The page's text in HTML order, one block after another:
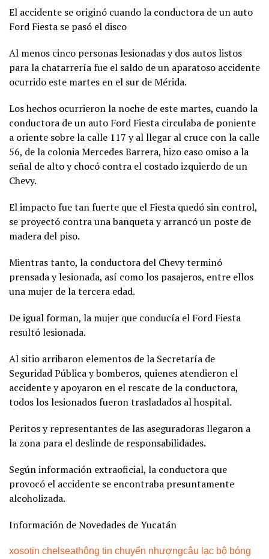
El accidente se originó cuando la conductora de un auto
Ford Fiesta se pasó el disco
Al menos cinco personas lesionadas y dos autos listos
para la chatarrería fue el saldo de un aparatoso accidente
ocurrido este martes en el sur de Mérida.
Los hechos ocurrieron la noche de este martes, cuando la
conductora de un auto Ford Fiesta circulaba de poniente
a oriente sobre la calle 117 y al llegar al cruce con la calle
56, de la colonia Mercedes Barrera, hizo caso omiso a la
señal de alto y chocó contra el costado izquierdo de un
Chevy.
El impacto fue tan fuerte que el Fiesta quedó sin control,
se proyectó contra una banqueta y arrancó un poste de
madera del piso.
Mientras tanto, la conductora del Chevy terminó
prensada y lesionada, así como los pasajeros, entre ellos
una mujer de la tercera edad.
De igual forman, la mujer que conducía el Ford Fiesta
resultó lesionada.
Al sitio arribaron elementos de la Secretaría de
Seguridad Pública y bomberos, quienes atendieron el
accidente y apoyaron en el rescate de la conductora,
todos los lesionados fueron trasladados al hospital.
Peritos y representantes de las aseguradoras llegaron a
la zona para el deslinde de responsabilidades.
Según información extraoficial, la conductora que
provocó el accidente se encontraba presuntamente
alcoholizada.
Información de Novedades de Yucatán
xosotin chelseathông tin chuyển nhượngcâu lạc bộ bóng